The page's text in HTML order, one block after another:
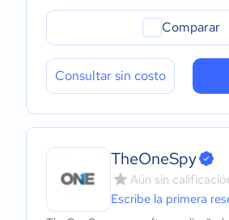
Comparar
Consultar sin costo
TheOneSpy
Aún sin
Escribe la primera